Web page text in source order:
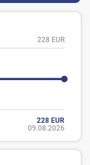
228 EUR
228 EUR
09.08.2026